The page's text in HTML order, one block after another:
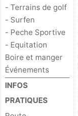
- Terrains de golf
- Surfen
- Peche Sportive
- Equitation
Boire et manger
Événements
INFOS
PRATIQUES